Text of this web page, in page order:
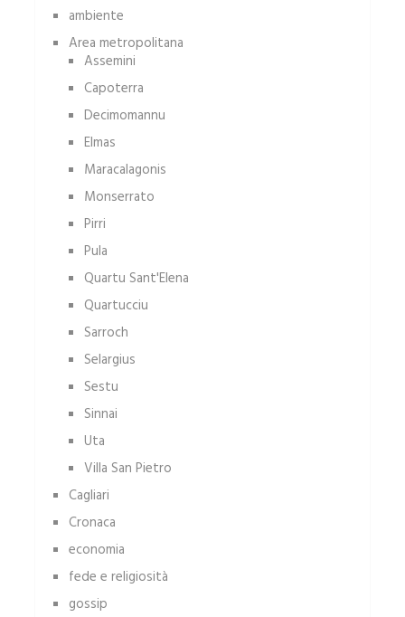
ambiente
Area metropolitana
Assemini
Capoterra
Decimomannu
Elmas
Maracalagonis
Monserrato
Pirri
Pula
Quartu Sant'Elena
Quartucciu
Sarroch
Selargius
Sestu
Sinnai
Uta
Villa San Pietro
Cagliari
Cronaca
economia
fede e religiosità
gossip